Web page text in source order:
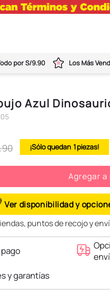
por S/9.90 Los Más
Azul
.90 1
Agregar a
Ver disponibilidad y
puntos de recojo y
y garantías